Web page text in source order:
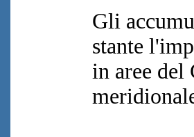
Gli
stante
in aree del